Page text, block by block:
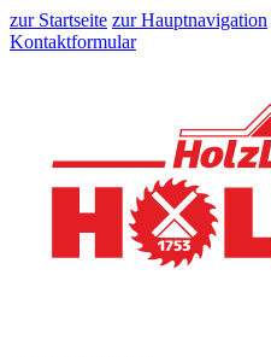
zur Startseite zur Hauptnavigation
Kontaktformular